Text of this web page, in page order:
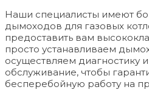
Наши специалисты имеют
дымоходов для газовых
предоставить вам
просто устанавливаем
осуществляем диагностику
обслуживание, чтобы
бесперебойную работу на